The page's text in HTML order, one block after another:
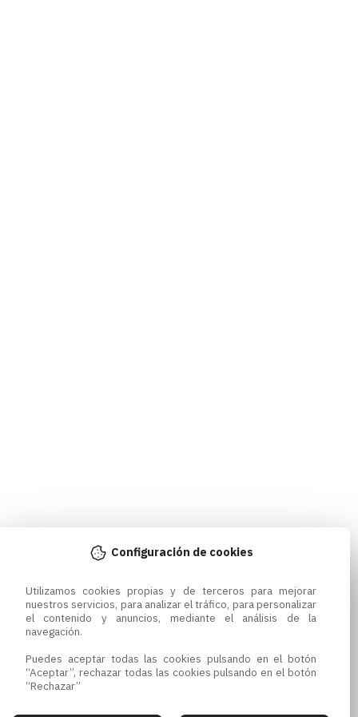
Configuración de cookies
Utilizamos cookies propias y de terceros para mejorar
nuestros servicios, para analizar el tráfico, para personalizar
el contenido y anuncios, mediante el análisis de la
navegación.
Puedes aceptar todas las cookies pulsando en el botón
“Aceptar”, rechazar todas las cookies pulsando en el botón
“Rechazar”